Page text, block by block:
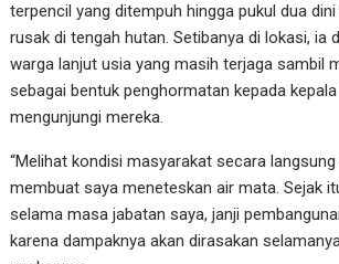
terpencil yang ditempuh hingga pukul dua
rusak di tengah hutan. Setibanya di lokasi, ia
warga lanjut usia yang masih terjaga sambil
sebagai bentuk penghormatan kepada
mengunjungi mereka.
“Melihat kondisi masyarakat secara
membuat saya meneteskan air mata. Sejak
selama masa jabatan saya, janji
karena dampaknya akan dirasakan